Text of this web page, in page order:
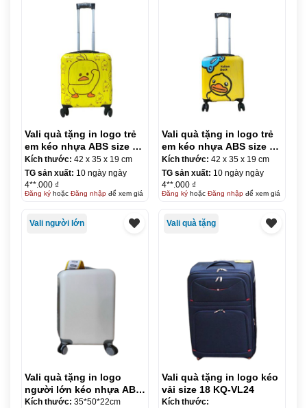
Vali quà tặng in logo trẻ
em kéo nhựa ABS size 18
KQ-VL22
Kích thước: 42 x 35 x 19 cm
TG sản xuất: 10 ngày ngày
4**.000 ₫
Đăng kýhoặc Đăng nhậpđể xem giá
Vali quà tặng in logo trẻ
em kéo nhựa ABS size 18
KQ-VL23
Kích thước: 42 x 35 x 19 cm
TG sản xuất: 10 ngày ngày
4**.000 ₫
Đăng kýhoặc Đăng nhậpđể xem giá
Vali người lớn
Vali quà tặng in logo
người lớn kéo nhựa ABS
size 20 KQ-VL04
Kích thước: 35*50*22cm
Vali quà tặng
Vali quà tặng in logo kéo
vải size 18 KQ-VL24
Kích thước: